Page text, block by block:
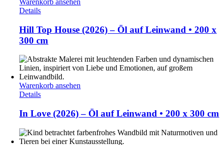
Details
Hill Top House (2026) – Öl auf Leinwand • 200 x
300 cm
Warenkorb ansehen
Details
In Love (2026) – Öl auf Leinwand • 200 x 300 cm